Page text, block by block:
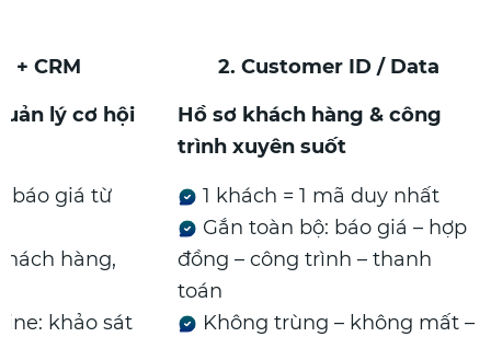
+ CRM
lý cơ hội
báo giá từ
hàng,
khảo sát
2. Customer ID / Data
Hồ sơ khách hàng & công
trình xuyên suốt
1 khách = 1 mã duy nhất
Gắn toàn bộ: báo giá – hợp
đồng – công trình – thanh
toán
Không trùng – không mất –